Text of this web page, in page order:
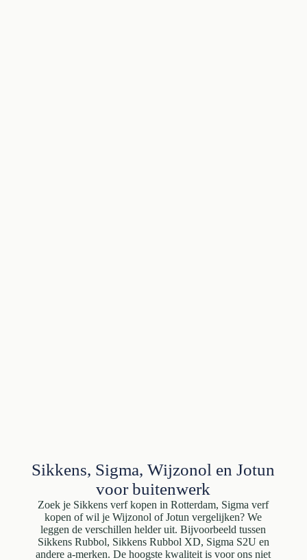
Sikkens, Sigma, Wijzonol en Jotun
voor buitenwerk
Zoek je Sikkens verf kopen in Rotterdam, Sigma verf
kopen of wil je Wijzonol of Jotun vergelijken? We
leggen de verschillen helder uit. Bijvoorbeeld tussen
Sikkens Rubbol, Sikkens Rubbol XD, Sigma S2U en
andere a-merken. De hoogste kwaliteit is voor ons niet